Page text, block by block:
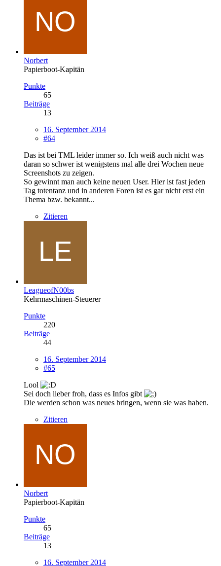
Norbert
Papierboot-Kapitän
Punkte
65
Beiträge
13
16. September 2014
#64
Das ist bei TML leider immer so. Ich weiß auch nicht was
daran so schwer ist wenigstens mal alle drei Wochen neue
Screenshots zu zeigen.
So gewinnt man auch keine neuen User. Hier ist fast jeden
Tag totentanz und in anderen Foren ist es gar nicht erst ein
Thema bzw. bekannt...
Zitieren
LeagueofN00bs
Kehrmaschinen-Steuerer
Punkte
220
Beiträge
44
16. September 2014
#65
Lool
Sei doch lieber froh, dass es Infos gibt
Die werden schon was neues bringen, wenn sie was haben.
Zitieren
Norbert
Papierboot-Kapitän
Punkte
65
Beiträge
13
16. September 2014